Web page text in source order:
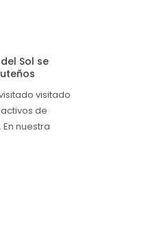
Sol se
visitado
de
nuestra